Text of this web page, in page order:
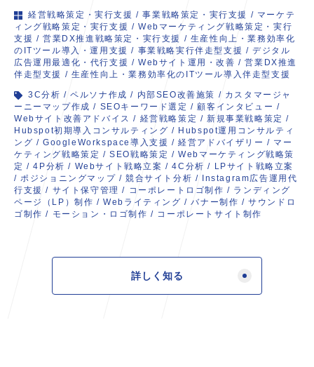
経営戦略策定・実行支援 /事業戦略策定・実行支援 / マーケテ
ィング戦略策定・実行支援 /Webマーケティング戦略策定・実行
支援 /営業DX推進戦略策定・実行支援 / 生産性向上・業務効率化
のITツール導入・運用支援 / 事業戦略実行伴走型支援 /デジタル
広告運用最適化・代行支援 /Webサイト運用・改善 /営業DX推進
伴走型支援 / 生産性向上・業務効率化のITツール導入伴走型支援
3C分析 /ペルソナ作成 / 内部SEO改善施策 / カスタマージャ
ーニーマップ作成 / SEOキーワード選定 /顧客インタビュー /
Webサイト改善アドバイス / 経営戦略策定 /新規事業戦略策定 /
Hubspot初期導入コンサルティング / Hubspot運用コンサルティ
ング /GoogleWorkspace導入支援 /経営アドバイザリー / マー
ケティング戦略策定 /SEO戦略策定 /Webマーケティング戦略策
定 /4P分析 / Webサイト戦略立案 /4C分析 / LPサイト戦略立案
/ポジショニングマップ /競合サイト分析 / Instagram広告運用代
行支援 / サイト保守管理 / コーポレートロゴ制作 / ランディング
ページ（LP）制作 /Webライティング /バナー制作 /サウンドロ
ゴ制作 / モーション・ロゴ制作 / コーポレートサイト制作
詳しく知る